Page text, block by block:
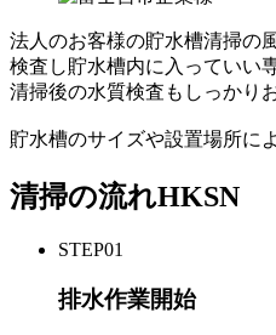
法人のお客様の貯水槽清掃の
検査し貯水槽内に入っていい
清掃後の水質検査もしっかり
貯水槽のサイズや設置場所に
清掃の流れHKSN
STEP01
排水作業開始